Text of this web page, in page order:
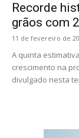
Recorde
grãos com
11 de fevereiro de
A quinta
crescimento na
divulgado nesta